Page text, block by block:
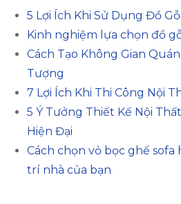
5 Lợi Ích Khi Sử Dụng Đồ
Kinh nghiệm lựa chọn đồ
Cách Tạo Không Gian
Tượng
7 Lợi Ích Khi Thi Công Nội
5 Ý Tưởng Thiết Kế Nội
Hiện Đại
Cách chọn vỏ bọc ghế sofa
trí nhà của bạn